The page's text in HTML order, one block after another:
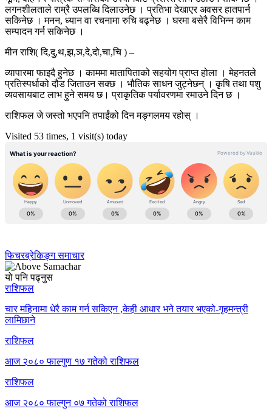
लगनशीलताले राम्रै उपलब्धि दिलाउनेछ । प्रतिभा देखाएर अवसर हातपार्न
सकिनेछ । मनन, ध्यान वा रचनामा रुचि बढ्नेछ । घरमा बसेरै विभिन्न काम
सम्पादन गर्न सकिनेछ ।
मीन राशि( दि,दु,थ,झ,ञ,दे,दो,चा,चि ) –
व्यापारमा फाइदै हुनेछ । काममा मातापिताको सहयोग प्राप्त होला । मेहनतले
प्रतिस्पर्धाको दौड जिताउन सक्छ । भौतिक साधन जुट्नेछन् । कृषि तथा पशु
व्यवसायबाट लाभ हुने समय छ। प्राकृतिक पर्यावरणमा रमाउने दिन छ ।
राशिफल जे जस्तो भएपनि तपाईंको दिन मङ्गलमय रहोस् ।
Visited 53 times, 1 visit(s) today
फिचरब्रेकिङ्ग समाचार
यो पनि पढ्नुस
राशिफल
चार महिनामा धेरै काम गर्न सकिएन ,केही आधार भने तयार भएको-गृहमन्त्री
लामिछाने
राशिफल
आज २०८० फाल्गुण १७ गतेको राशिफल
राशिफल
आज २०८० फाल्गुन ०७ गतेको राशिफल